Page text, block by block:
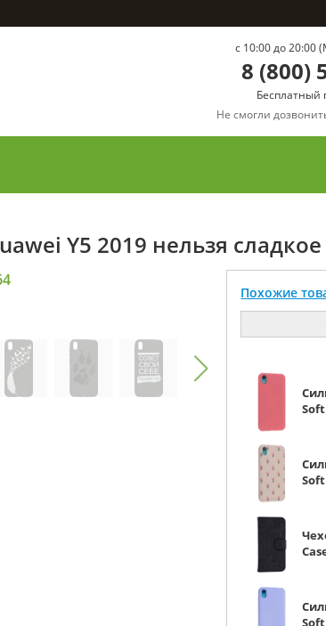
c 10:00 до 20:00
8 (800)
Бесплатный
Не смогли
Y5 2019 нельзя сладкое
Похожие